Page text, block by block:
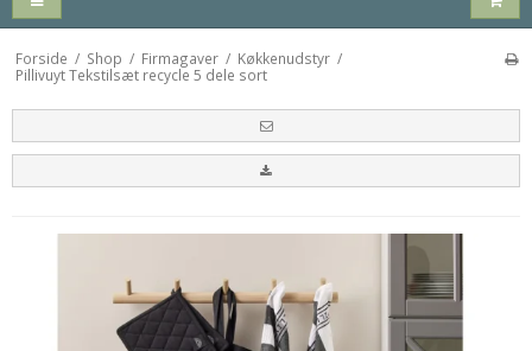
Forside / Shop / Firmagaver / Køkkenudstyr /
Pillivuyt Tekstilsæt recycle 5 dele sort